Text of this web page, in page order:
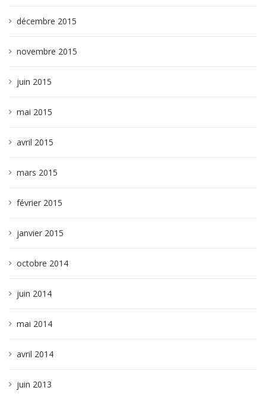
décembre 2015
novembre 2015
juin 2015
mai 2015
avril 2015
mars 2015
février 2015
janvier 2015
octobre 2014
juin 2014
mai 2014
avril 2014
juin 2013